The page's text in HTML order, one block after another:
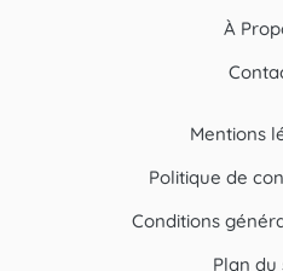
À
Mentions
Politique de
Conditions
Plan du